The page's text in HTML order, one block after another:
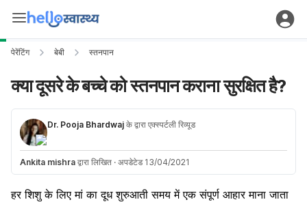
पेरेंटिंग बेबी स्तनपान
क्या दूसरे के बच्चे को स्तनपान कराना सुरक्षित है?
Dr. Pooja Bhardwaj के द्वारा एक्स्पर्टली रिव्यूड
Ankita mishra द्वारा लिखित · अपडेटेड 13/04/2021
हर शिशु के लिए मां का दूध शुरुआती समय में एक संपूर्ण आहार माना जाता